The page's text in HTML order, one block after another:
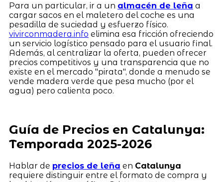
Para un particular, ir a un almacén de leña a
cargar sacos en el maletero del coche es una
pesadilla de suciedad y esfuerzo físico.
vivirconmadera.info elimina esa fricción ofreciendo
un servicio logístico pensado para el usuario final.
Además, al centralizar la oferta, pueden ofrecer
precios competitivos y una transparencia que no
existe en el mercado "pirata", donde a menudo se
vende madera verde que pesa mucho (por el
agua) pero calienta poco.
Guía de Precios en Catalunya:
Temporada 2025-2026
Hablar de precios de leña en Catalunya
requiere distinguir entre el formato de compra y